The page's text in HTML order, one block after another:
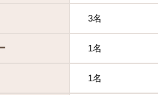
3名
1名
1名